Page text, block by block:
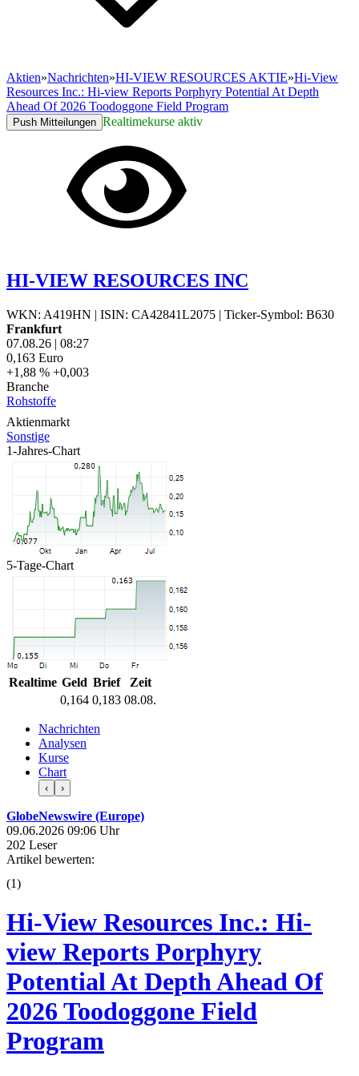
Aktien»Nachrichten»HI-VIEW RESOURCES AKTIE»Hi-View
Resources Inc.: Hi-view Reports Porphyry Potential At Depth
Ahead Of 2026 Toodoggone Field Program
Push Mitteilungen Realtimekurse aktiv
HI-VIEW RESOURCES INC
WKN: A419HN | ISIN: CA42841L2075 | Ticker-Symbol: B630
Frankfurt
07.08.26 | 08:27
0,163 Euro
+1,88 % +0,003
Branche
Rohstoffe
Aktienmarkt
Sonstige
1-Jahres-Chart
5-Tage-Chart
Realtime Geld Brief
Zeit
0,164 0,183 08.08.
Nachrichten
Analysen
Kurse
Chart
‹ ›
GlobeNewswire (Europe)
09.06.2026 09:06 Uhr
202 Leser
Artikel bewerten:
(1)
Hi-View Resources Inc.: Hi-
view Reports Porphyry
Potential At Depth Ahead Of
2026 Toodoggone Field
Program